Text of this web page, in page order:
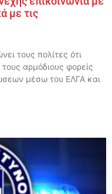
με τις
τους πολίτες ότι
αρμόδιους φορείς
μέσω του ΕΛΓΑ και